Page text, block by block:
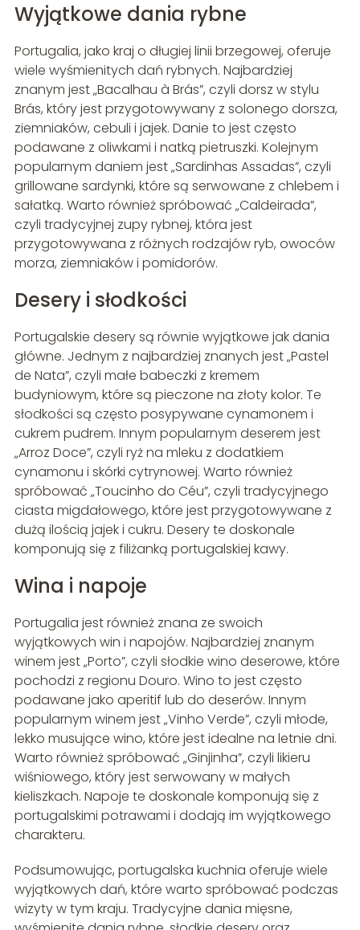
Wyjątkowe dania rybne
Portugalia, jako kraj o długiej linii brzegowej, oferuje
wiele wyśmienitych dań rybnych. Najbardziej
znanym jest „Bacalhau à Brás”, czyli dorsz w stylu
Brás, który jest przygotowywany z solonego dorsza,
ziemniaków, cebuli i jajek. Danie to jest często
podawane z oliwkami i natką pietruszki. Kolejnym
popularnym daniem jest „Sardinhas Assadas”, czyli
grillowane sardynki, które są serwowane z chlebem i
sałatką. Warto również spróbować „Caldeirada”,
czyli tradycyjnej zupy rybnej, która jest
przygotowywana z różnych rodzajów ryb, owoców
morza, ziemniaków i pomidorów.
Desery i słodkości
Portugalskie desery są równie wyjątkowe jak dania
główne. Jednym z najbardziej znanych jest „Pastel
de Nata”, czyli małe babeczki z kremem
budyniowym, które są pieczone na złoty kolor. Te
słodkości są często posypywane cynamonem i
cukrem pudrem. Innym popularnym deserem jest
„Arroz Doce”, czyli ryż na mleku z dodatkiem
cynamonu i skórki cytrynowej. Warto również
spróbować „Toucinho do Céu”, czyli tradycyjnego
ciasta migdałowego, które jest przygotowywane z
dużą ilością jajek i cukru. Desery te doskonale
komponują się z filiżanką portugalskiej kawy.
Wina i napoje
Portugalia jest również znana ze swoich
wyjątkowych win i napojów. Najbardziej znanym
winem jest „Porto”, czyli słodkie wino deserowe, które
pochodzi z regionu Douro. Wino to jest często
podawane jako aperitif lub do deserów. Innym
popularnym winem jest „Vinho Verde”, czyli młode,
lekko musujące wino, które jest idealne na letnie dni.
Warto również spróbować „Ginjinha”, czyli likieru
wiśniowego, który jest serwowany w małych
kieliszkach. Napoje te doskonale komponują się z
portugalskimi potrawami i dodają im wyjątkowego
charakteru.
Podsumowując, portugalska kuchnia oferuje wiele
wyjątkowych dań, które warto spróbować podczas
wizyty w tym kraju. Tradycyjne dania mięsne,